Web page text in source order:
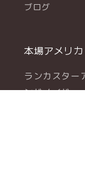
ブログ
本場アメリ
ランカスター
ンドメイド。